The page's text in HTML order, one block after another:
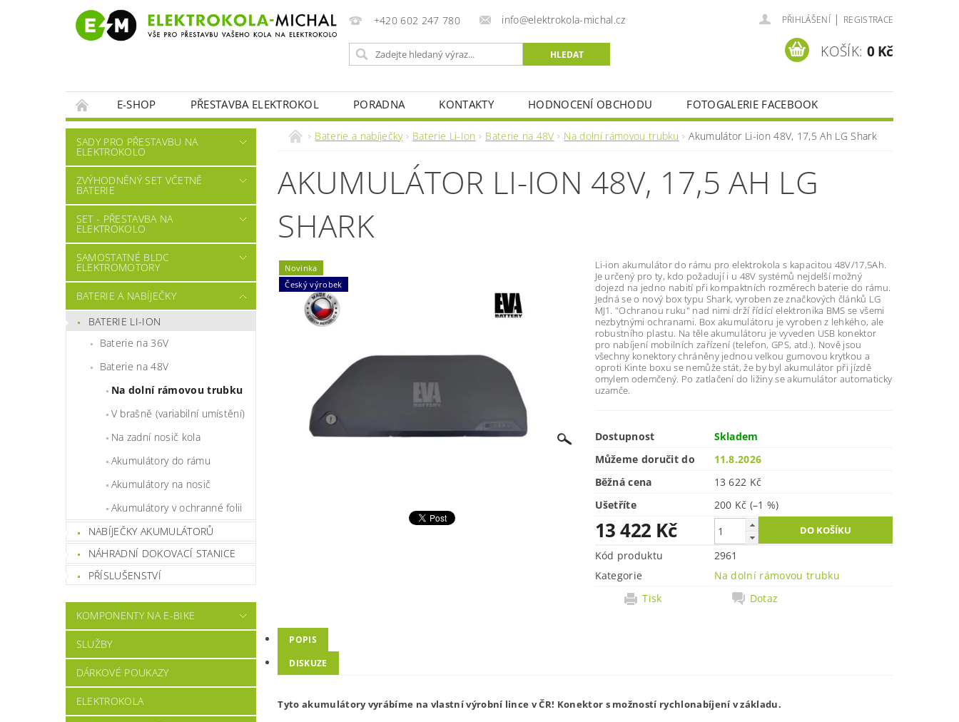
+420 602 247 780 info@elektrokola-michal.cz PŘIHLÁŠENÍ | REGISTRACE
KOŠÍK: 0 Kč
E-SHOP PŘESTAVBA ELEKTROKOL PORADNA KONTAKTY HODNOCENÍ OBCHODU FOTOGALERIE FACEBOOK
SADY PRO PŘESTAVBU NA
ELEKTROKOLO
ZVÝHODNĚNÝ SET VČETNĚ
BATERIE
SET - PŘESTAVBA NA
ELEKTROKOLO
SAMOSTATNÉ BLDC
ELEKTROMOTORY
BATERIE A NABÍJEČKY
BATERIE LI-ION
Baterie na 36V
Baterie na 48V
Na dolní rámovou trubku
V brašně (variabilní umístění)
Na zadní nosič kola
Akumulátory do rámu
Akumulátory na nosič
Akumulátory v ochranné folii
NABÍJEČKY AKUMULÁTORŮ
NÁHRADNÍ DOKOVACÍ STANICE
PŘÍSLUŠENSTVÍ
KOMPONENTY NA E-BIKE
SLUŽBY
DÁRKOVÉ POUKAZY
ELEKTROKOLA
Baterie a nabíječky Baterie Li-Ion Baterie na 48V Na dolní rámovou trubku Akumulátor Li-ion 48V, 17,5 Ah LG Shark
AKUMULÁTOR LI-ION 48V, 17,5 AH LG
SHARK
Novinka
Český výrobek
Li-ion akumulátor do rámu pro elektrokola s kapacitou 48V/17,5Ah.
Je určený pro ty, kdo požadují i u 48V systémů nejdelší možný
dojezd na jedno nabití při kompaktních rozměrech baterie do rámu.
Jedná se o nový box typu Shark, vyroben ze značkových článků LG
MJ1. "Ochranou ruku" nad nimi drží řídící elektronika BMS se všemi
nezbytnými ochranami. Box akumulátoru je vyroben z lehkého, ale
robustního plastu. Na těle akumulátoru je vyveden USB konektor
pro nabíjení mobilních zařízení (telefon, GPS, atd.). Nově jsou
všechny konektory chráněny jednou velkou gumovou krytkou a
oproti Kinte boxu se nemůže stát, že by byl akumulátor při jízdě
omylem odemčený. Po zatlačení do ližiny se akumulátor automaticky
uzamče.
Dostupnost
Skladem
Můžeme doručit do
11.8.2026
Běžná cena
13 622 Kč
Ušetříte
200 Kč (–1 %)
13 422 Kč
Kód produktu
2961
Kategorie
Na dolní rámovou trubku
Tisk
Dotaz
POPIS
DISKUZE
Tyto akumulátory vyrábíme na vlastní výrobní lince v ČR! Konektor s možností rychlonabíjení v základu.